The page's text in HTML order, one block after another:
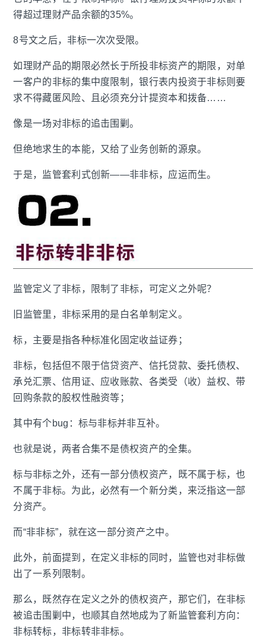
得超过理财产品余额的35%。
8号文之后，非标一次次受限。
如理财产品的期限必然长于所投非标资产的期限，对单
一客户的非标的集中度限制，银行表内投资于非标则要
求不得藏匿风险、且必须充分计提资本和拨备……
像是一场对非标的追击围剿。
但绝地求生的本能，又给了业务创新的源泉。
于是，监管套利式创新——非非标，应运而生。
监管定义了非标，限制了非标，可定义之外呢？
旧监管里，非标采用的是白名单制定义。
标，主要是指各种标准化固定收益证券；
非标，包括但不限于信贷资产、信托贷款、委托债权、
承兑汇票、信用证、应收账款、各类受（收）益权、带
回购条款的股权性融资等；
其中有个bug：标与非标并非互补。
也就是说，两者合集不是债权资产的全集。
标与非标之外，还有一部分债权资产，既不属于标，也
不属于非标。为此，必然有一个新分类，来泛指这一部
分资产。
而“非非标”，就在这一部分资产之中。
此外，前面提到，在定义非标的同时，监管也对非标做
出了一系列限制。
那么，既然存在定义之外的债权资产，那它们，在非标
被追击围剿中，也顺其自然地成为了新监管套利方向：
非标转标，非标转非非标。